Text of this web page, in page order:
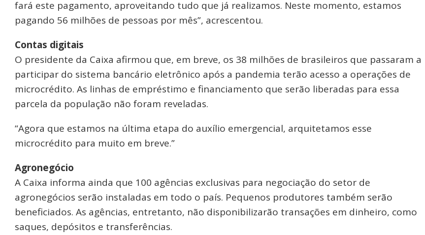
fará este pagamento, aproveitando tudo que já realizamos. Neste momento, estamos
pagando 56 milhões de pessoas por mês”, acrescentou.
Contas digitais
O presidente da Caixa afirmou que, em breve, os 38 milhões de brasileiros que passaram a
participar do sistema bancário eletrônico após a pandemia terão acesso a operações de
microcrédito. As linhas de empréstimo e financiamento que serão liberadas para essa
parcela da população não foram reveladas.
“Agora que estamos na última etapa do auxílio emergencial, arquitetamos esse
microcrédito para muito em breve.”
Agronegócio
A Caixa informa ainda que 100 agências exclusivas para negociação do setor de
agronegócios serão instaladas em todo o país. Pequenos produtores também serão
beneficiados. As agências, entretanto, não disponibilizarão transações em dinheiro, como
saques, depósitos e transferências.